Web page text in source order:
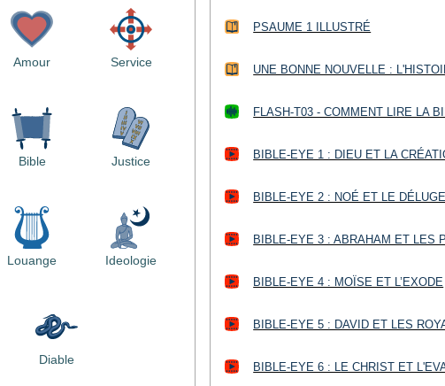
Amour Service
Bible Justice
Louange Ideologie
Diable
PSAUME 1 ILLUSTRÉ
UNE BONNE NOUVELLE :
FLASH-T03 - COMMENT LIRE LA
BIBLE-EYE 1 : DIEU ET LA
BIBLE-EYE 2 : NOÉ ET LE DÉLUGE
BIBLE-EYE 3 : ABRAHAM ET LES
BIBLE-EYE 4 : MOÏSE ET L’EXODE
BIBLE-EYE 5 : DAVID ET LES
BIBLE-EYE 6 : LE CHRIST ET